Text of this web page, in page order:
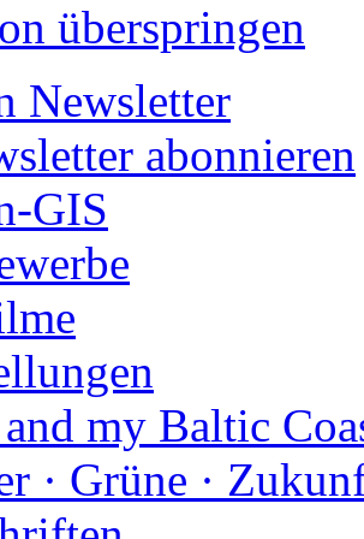
überspringen
Newsletter
abonnieren
GIS
my Baltic
· Grüne ·